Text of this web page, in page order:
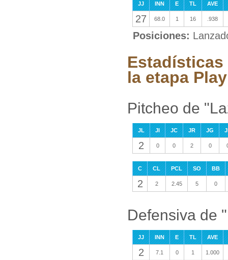
JJ INN E TL AVE
27 68.0 1 16 .938
Posiciones:
Estadísticas
la etapa
Pitcheo de
JL JI JC JR JG
2 0 0 2 0
C CL PCL SO BB
2 2 2.45 5 0
Defensiva de
JJ INN E TL AVE
2 7.1 0 1 1.000